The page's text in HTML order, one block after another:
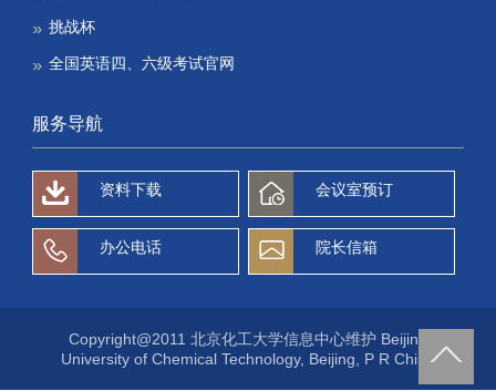
挑战杯
全国英语四、六级考试官网
服务导航
资料下载 会议室预订
办公电话 院长信箱
Copyright@2011 北京化工大学信息中心维护 Beijing
University of Chemical Technology, Beijing, P R China